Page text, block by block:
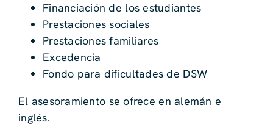
Financiación de los estudiantes
Prestaciones sociales
Prestaciones familiares
Excedencia
Fondo para dificultades de DSW
El asesoramiento se ofrece en alemán e
inglés.